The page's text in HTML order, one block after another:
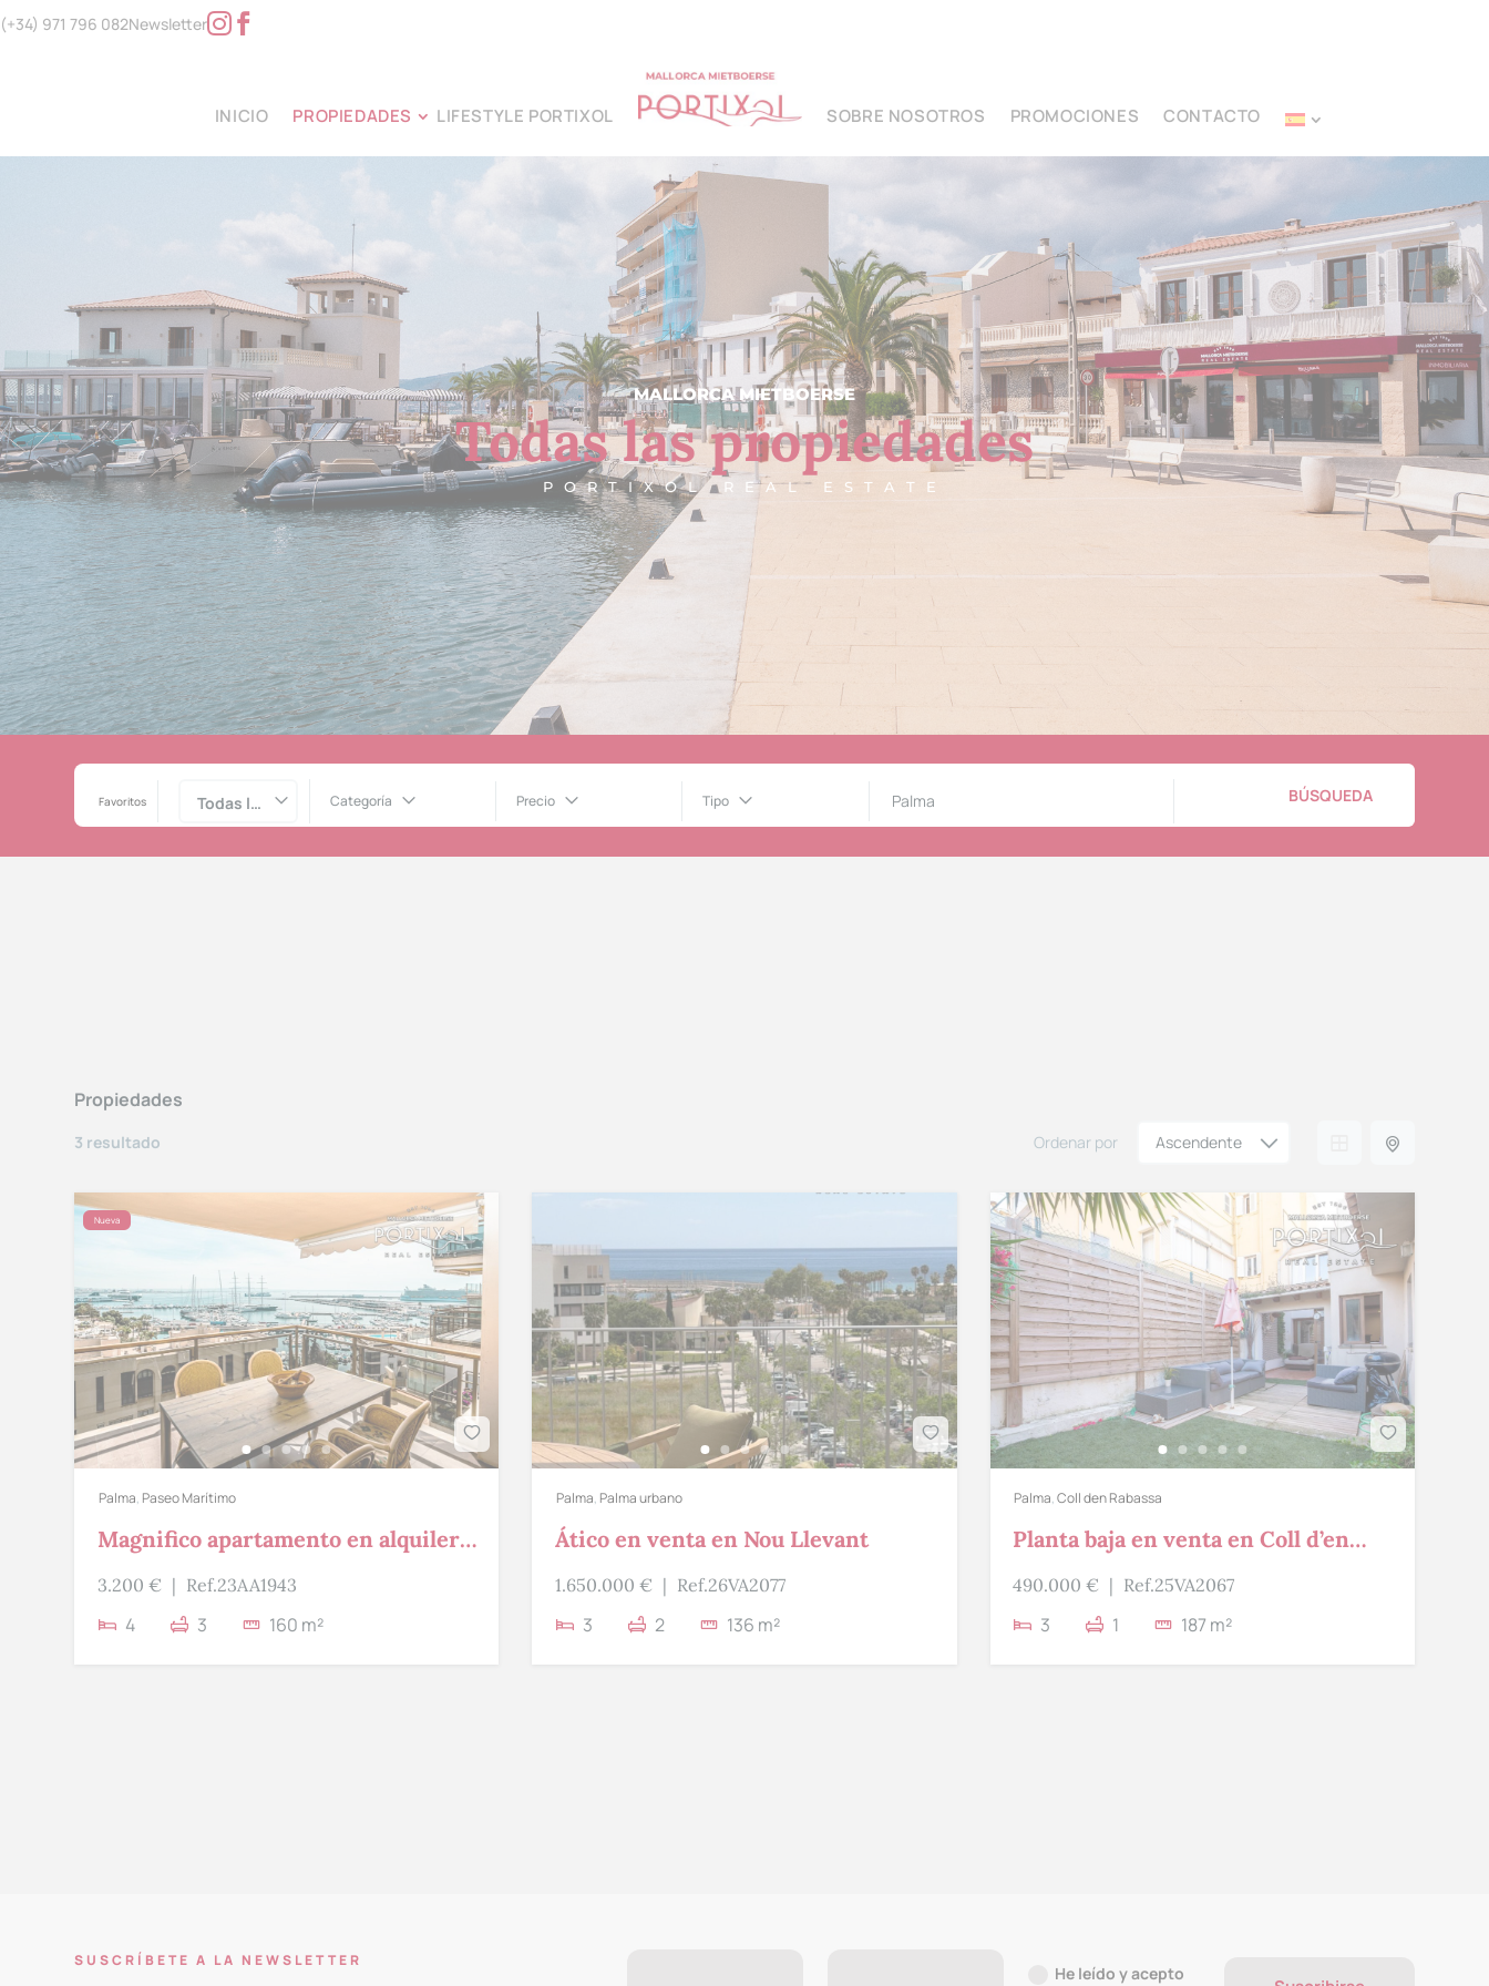
(+34) 971 796 082Newsletter
INICIO PROPIEDADES LIFESTYLE PORTIXOL SOBRE NOSOTROS PROMOCIONES CONTACTO
MALLORCA MIETBOERSE
Todas las propiedades
PORTIXOL REAL ESTATE
Favoritos Todas las zonas Categoría Precio Tipo BÚSQUEDA
Propiedades
3 resultado Ordenar por
Nueva
Palma, Paseo Marítimo
Magnifico apartamento en alquiler
con vistas al puerto y al mar
3.200 € | Ref.23AA1943
4 3 160 m²
Palma, Palma urbano
Ático en venta en Nou Llevant
1.650.000 € | Ref.26VA2077
3 2 136 m²
Palma,Coll den Rabassa
Planta baja en venta en Coll d’en
Rabassa
490.000 € | Ref.25VA2067
3 1 187 m²
SUSCRÍBETE A LA NEWSLETTER
He leído y acepto